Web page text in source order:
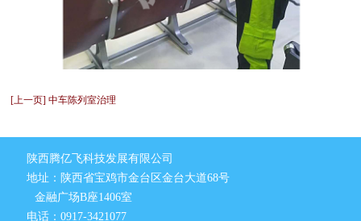
[上一页] 中车陈列室治理
陕西腾亿飞科技发展有限公司
地址：陕西省宝鸡市金台区金台大道68号
金融广场B座1406室
电话：0917-3421077